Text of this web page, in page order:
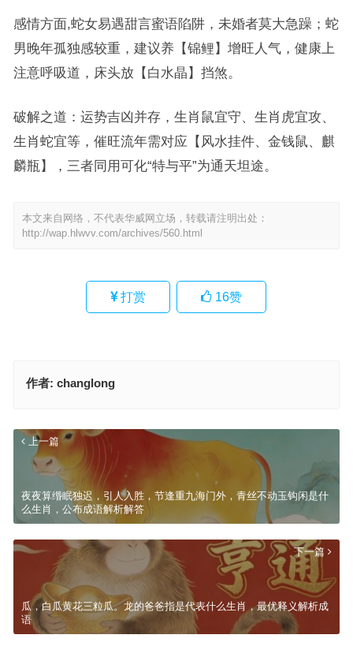
感情方面,蛇女易遇甜言蜜语陷阱，未婚者莫大急躁；蛇
男晚年孤独感较重，建议养【锦鲤】增旺人气，健康上
注意呼吸道，床头放【白水晶】挡煞。
破解之道：运势吉凶并存，生肖鼠宜守、生肖虎宜攻、
生肖蛇宜等，催旺流年需对应【风水挂件、金钱鼠、麒
麟瓶】，三者同用可化“特与平”为通天坦途。
本文来自网络，不代表华威网立场，转载请注明出处：
http://wap.hlwvv.com/archives/560.html
打赏 16赞
作者: changlong
上一篇
夜夜算缗眠独迟，引人入胜，节逢重九海门外，青丝不动玉钩闲是什
么生肖，公布成语解析解答
下一篇
瓜，白瓜黄花三粒瓜。龙的爸爸指是代表什么生肖，最优释义解析成
语